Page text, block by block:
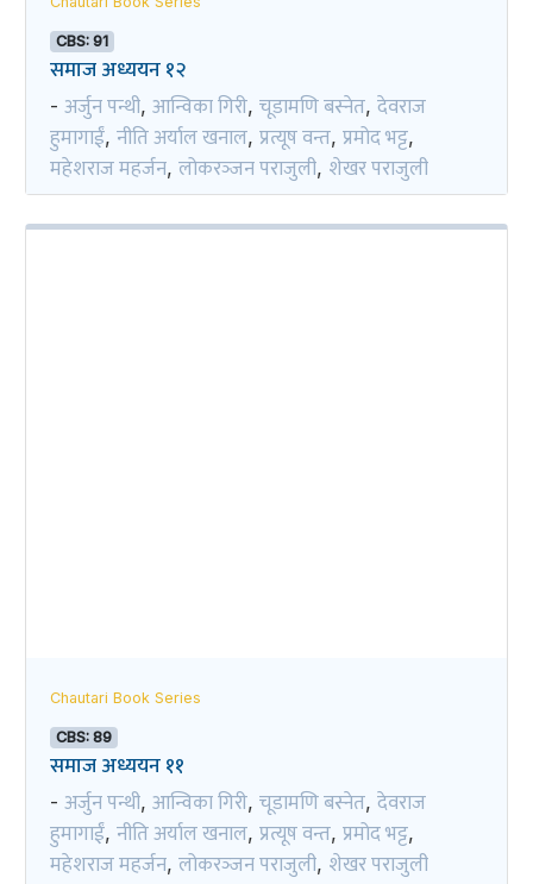
CBS: 91
समाज अध्ययन १२
- अर्जुन पन्थी, आन्विका गिरी, चूडामणि बस्नेत, देवराज
हुमागाईं, नीति अर्याल खनाल, प्रत्यूष वन्त, प्रमोद भट्ट,
महेशराज महर्जन, लोकरञ्‍जन पराजुली, शेखर पराजुली
Chautari Book Series
CBS: 89
समाज अध्ययन ११
- अर्जुन पन्थी, आन्विका गिरी, चूडामणि बस्नेत, देवराज
हुमागाईं, नीति अर्याल खनाल, प्रत्यूष वन्त, प्रमोद भट्ट,
महेशराज महर्जन, लोकरञ्‍जन पराजुली, शेखर पराजुली